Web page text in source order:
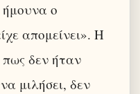
ο
απομείνει». H
δεν ήταν
μιλήσει, δεν